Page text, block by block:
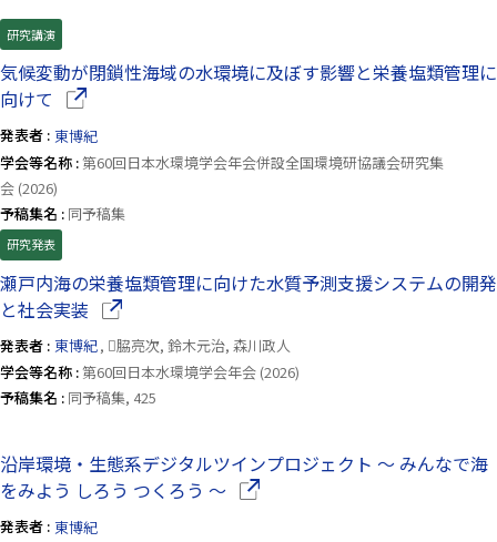
研究講演
気候変動が閉鎖性海域の水環境に及ぼす影響と栄養塩類管理に
向けて （別ウインドウで開きます）
発表者 : 東博紀
学会等名称 :第60回日本水環境学会年会併設全国環境研協議会研究集
会 (2026)
予稿集名 : 同予稿集
研究発表
瀬戸内海の栄養塩類管理に向けた水質予測支援システムの開発
と社会実装 （別ウインドウで開きます）
発表者 : 東博紀, 脇亮次, 鈴木元治, 森川政人
学会等名称 :第60回日本水環境学会年会 (2026)
予稿集名 : 同予稿集, 425
沿岸環境・生態系デジタルツインプロジェクト 〜 みんなで海
をみよう しろう つくろう 〜（別ウインドウで開きます）
発表者 : 東博紀